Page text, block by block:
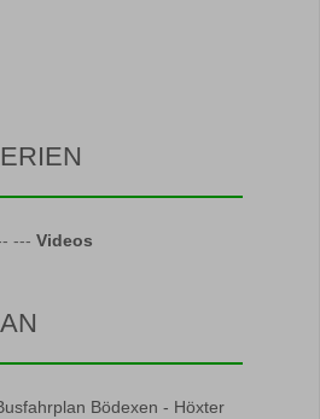
--- Videos
Bödexen - Höxter